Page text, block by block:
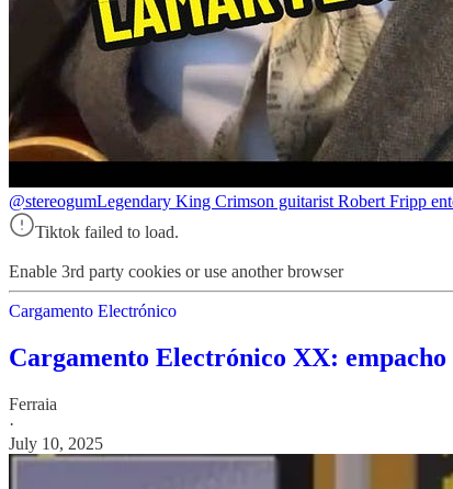
@stereogumLegendary King Crimson guitarist Robert Fripp
Tiktok failed to load.
Enable 3rd party cookies or use another browser
Cargamento Electrónico
Cargamento Electrónico XX:
Ferraia
·
July 10, 2025